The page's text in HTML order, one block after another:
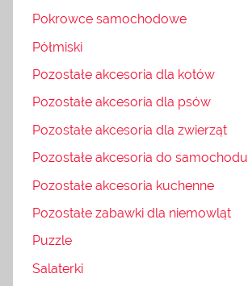
Pokrowce samochodowe
Półmiski
Pozostałe akcesoria dla kotów
Pozostałe akcesoria dla psów
Pozostałe akcesoria dla zwierząt
Pozostałe akcesoria do samochodu
Pozostałe akcesoria kuchenne
Pozostałe zabawki dla niemowląt
Puzzle
Salaterki